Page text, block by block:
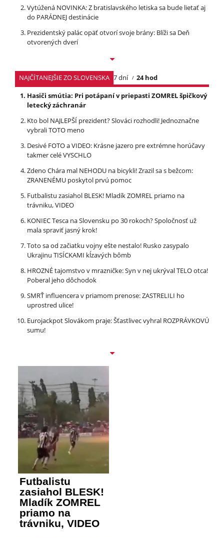
Vytúžená NOVINKA: Z bratislavského letiska sa bude lietať aj
do PARÁDNEJ destinácie
Prezidentský palác opäť otvorí svoje brány: Blíži sa Deň
otvorených dverí
NAJČÍTANEJŠIE ZO SLOVENSKA 7 dní
24 hod
Hasiči smútia: Pri potápaní v priepasti ZOMREL špičkový
letecký záchranár
Kto bol NAJLEPŠÍ prezident? Slováci rozhodli! Jednoznačne
vybrali TOTO meno
Desivé FOTO a VIDEO: Krásne jazero pre extrémne horúčavy
takmer celé VYSCHLO
Zdeno Chára mal NEHODU na bicykli! Zrazil sa s bežcom:
ZRANENÉMU poskytol prvú pomoc
Futbalistu zasiahol BLESK! Mladík ZOMREL priamo na
trávniku, VIDEO
KONIEC Tesca na Slovensku po 30 rokoch? Spoločnosť už
mala spraviť jasný krok!
Toto sa od začiatku vojny ešte nestalo! Rusko zasypalo
Ukrajinu TISÍCKAMI kĺzavých bômb
HROZNÉ tajomstvo v mrazničke: Syn v nej ukrýval TELO otca!
Poberal jeho dôchodok
SMRŤ influencera v priamom prenose: ZASTRELILI ho
uprostred ulice!
Eurojackpot Slovákom praje: Šťastlivec vyhral ROZPRÁVKOVÚ
sumu!
Futbalistu
zasiahol BLESK!
Mladík ZOMREL
priamo na
trávniku, VIDEO